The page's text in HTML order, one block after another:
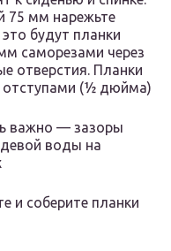
75 мм нарежьте
будут планки
саморезами через
отверстия. Планки
отступами (½ дюйма)
важно — зазоры
воды на
и соберите планки